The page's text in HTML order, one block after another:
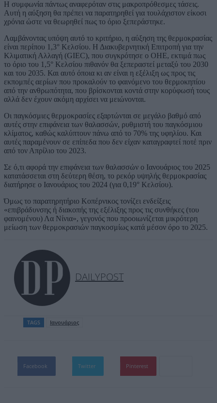
Η συμφωνία πάντως αναφερόταν στις μακροπρόθεσμες τάσεις.
Αυτή η αύξηση θα πρέπει να παρατηρηθεί για τουλάχιστον είκοσι
χρόνια ώστε να θεωρηθεί πως το όριο ξεπεράστηκε.
Λαμβάνοντας υπόψη αυτό το κριτήριο, η αύξηση της θερμοκρασίας
είναι περίπου 1,3° Κελσίου. Η Διακυβερνητική Επιτροπή για την
Κλιματική Αλλαγή (GIEC), που συγκρότησε ο ΟΗΕ, εκτιμά πως
το όριο του 1,5° Κελσίου πιθανόν θα ξεπεραστεί μεταξύ του 2030
και του 2035. Και αυτό όποια κι αν είναι η εξέλιξη ως προς τις
εκπομπές αερίων που προκαλούν το φαινόμενο του θερμοκηπίου
από την ανθρωπότητα, που βρίσκονται κοντά στην κορύφωσή τους
αλλά δεν έχουν ακόμη αρχίσει να μειώνονται.
Οι παγκόσμιες θερμοκρασίες εξαρτώνται σε μεγάλο βαθμό από
αυτές στην επιφάνεια των θαλασσών, ρυθμιστή του παγκόσμιου
κλίματος, καθώς καλύπτουν πάνω από το 70% της υφηλίου. Και
αυτές παραμένουν σε επίπεδα που δεν είχαν καταγραφτεί ποτέ πριν
από τον Απρίλιο του 2023.
Σε ό,τι αφορά την επιφάνεια των θαλασσών ο Ιανουάριος του 2025
κατατάσσεται στη δεύτερη θέση, το ρεκόρ υψηλής θερμοκρασίας
διατήρησε ο Ιανουάριος του 2024 (για 0,19° Κελσίου).
Όμως το παρατηρητήριο Κοπέρνικος τονίζει ενδείξεις
«επιβράδυνσης ή διακοπής της εξέλιξης προς τις συνθήκες (του
φαινομένου) Λα Νίνια», γεγονός που προοιωνίζεται μικρότερη
μείωση των θερμοκρασιών παγκοσμίως κατά μέσον όρο το 2025.
DAILYPOST
TAGS Ιανουάριος
Facebook Twitter Pinterest